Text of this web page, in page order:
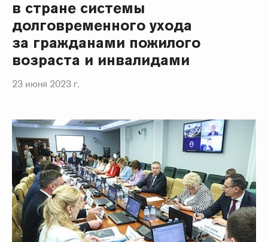
в стране системы
долговременного ухода
за гражданами пожилого
возраста и инвалидами
23 июня 2023 г.